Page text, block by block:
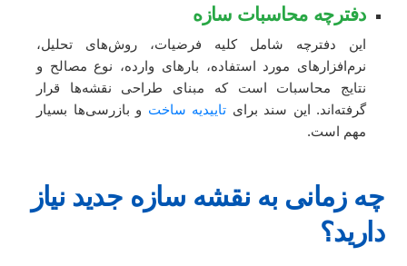
دفترچه محاسبات سازه
این دفترچه شامل کلیه فرضیات، روش‌های تحلیل،
نرم‌افزارهای مورد استفاده، بارهای وارده، نوع مصالح و
نتایج محاسبات است که مبنای طراحی نقشه‌ها قرار
گرفته‌اند. این سند برای تاییدیه ساخت و بازرسی‌ها بسیار
مهم است.
چه زمانی به نقشه سازه جدید نیاز
دارید؟